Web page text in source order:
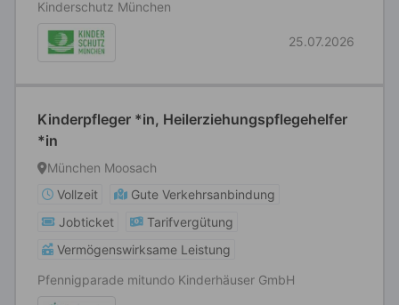
Kinderschutz München
25.07.2026
Kinderpfleger *in, Heilerziehungspflegehelfer
*in
München Moosach
Vollzeit
Gute Verkehrsanbindung
Jobticket
Tarifvergütung
Vermögenswirksame Leistung
Pfennigparade mitundo Kinderhäuser GmbH